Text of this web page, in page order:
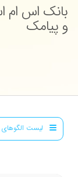
بانک اس ام
و پیامک
لیست